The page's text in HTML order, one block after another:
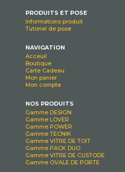
PRODUITS ET POSE
Informations produit
Tutoriel de pose
NAVIGATION
Acceuil
Boutique
Carte Cadeau
Mon panier
Mon compte
NOS PRODUITS
Gamme DESIGN
Gamme LOVER
Gamme POWER
Gamme TECNIK
Gamme VITRE DE TOIT
Gamme PACK DUO
Gamme VITRE DE CUSTODE
Gamme OVALE DE PORTE